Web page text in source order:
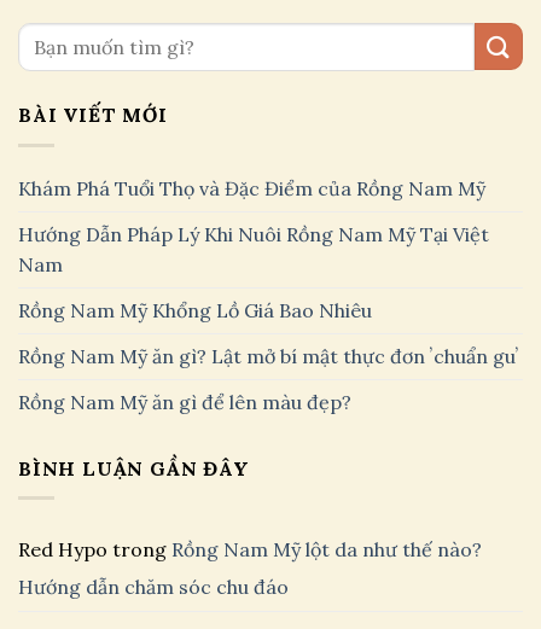
BÀI VIẾT MỚI
Khám Phá Tuổi Thọ và Đặc Điểm của Rồng Nam Mỹ
Hướng Dẫn Pháp Lý Khi Nuôi Rồng Nam Mỹ Tại Việt
Nam
Rồng Nam Mỹ Khổng Lồ Giá Bao Nhiêu
Rồng Nam Mỹ ăn gì? Lật mở bí mật thực đơn ʼchuẩn guʼ
Rồng Nam Mỹ ăn gì để lên màu đẹp?
BÌNH LUẬN GẦN ĐÂY
Red Hypo trong Rồng Nam Mỹ lột da như thế nào?
Hướng dẫn chăm sóc chu đáo